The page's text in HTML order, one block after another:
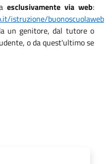
esclusivamente via web:
istruzione/buonoscuolaweb
un genitore, dal tutore o
o da quest'ultimo se